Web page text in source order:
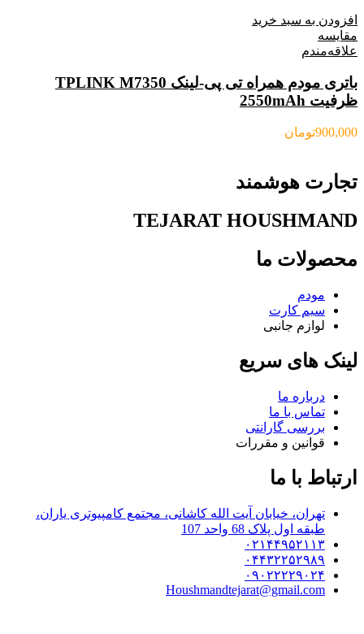
افزودن به سبد خرید
مقایسه
علاقه‌مندم
باتری مودم همراه تی پی-لینک TPLINK M7350
ظرفیت 2550mAh
900,000تومان
تجارت هوشمند
TEJARAT HOUSHMAND
محصولات ما
مودم
سیم کارت
لوازم جانبی
لینک های سریع
درباره ما
تماس با ما
بررسی گارانتی
قوانین و مقررات
ارتباط با ما
تهران، خیابان آیت الله کاشانی، مجتمع کامپیوتری یاران،
طبقه اول پلاک 68 واحد 107
۰۲۱۴۴۹۵۲۱۱۳
۰۴۴۳۲۲۵۲۹۸۹
۰۹۰۲۲۲۲۹۰۲۴
Houshmandtejarat@gmail.com